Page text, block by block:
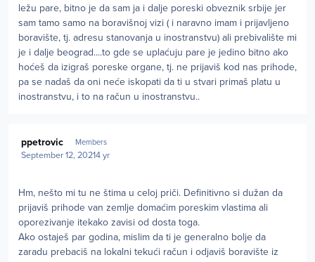
ležu pare, bitno je da sam ja i dalje poreski obveznik srbije jer
sam tamo samo na boravišnoj vizi ( i naravno imam i prijavljeno
boravište, tj. adresu stanovanja u inostranstvu) ali prebivalište mi
je i dalje beograd....to gde se uplaćuju pare je jedino bitno ako
hoćeš da izigraš poreske organe, tj. ne prijaviš kod nas prihode,
pa se nadaš da oni neće iskopati da ti u stvari primaš platu u
inostranstvu, i to na račun u inostranstvu..
ppetrovic Members
September 12, 20214 yr
Hm, nešto mi tu ne štima u celoj priči. Definitivno si dužan da
prijaviš prihode van zemlje domaćim poreskim vlastima ali
oporezivanje itekako zavisi od dosta toga.
Ako ostaješ par godina, mislim da ti je generalno bolje da
zaradu prebaciš na lokalni tekući račun i odjaviš boravište iz